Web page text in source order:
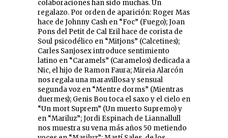
colaboraciones han sido muchas. Un
regalazo. Por orden de aparición: Roger Mas
hace de Johnny Cash en “Foc” (Fuego); Joan
Pons del Petit de Cal Eril hace de corista de
Soul psicodélico en “Mitjons” (Calcetines);
Carles Sanjosex introduce sentimiento
latino en “Caramels” (Caramelos) dedicada a
Nic, el hijo de Ramon Faura; Mireia Alarcón
nos regala una maravillosa y sensual
segunda voz en “Mentre dorms” (Mientras
duermes); Genis Bou toca el saxo y el cielo en
“Un mort Suprem” (Un muerto Supremo) y
en “Mariluz”; Jordi Espinach de Liannallull
nos muestra su vena más años 50 metiendo